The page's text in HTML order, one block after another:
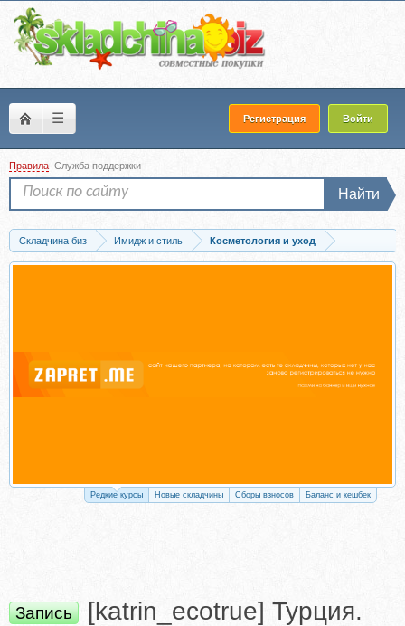
☰ Регистрация Войти
Правила Служба поддержки
Найти
Складчина биз Имидж и стиль
Косметология и уход
Запись [katrin_ecotrue] Турция. БАД, косметика, магазины, отели (Екатерина...
Редкие курсы Новые складчины Сборы взносов Баланс и кешбек
Запись
[katrin_ecotrue] Турция.